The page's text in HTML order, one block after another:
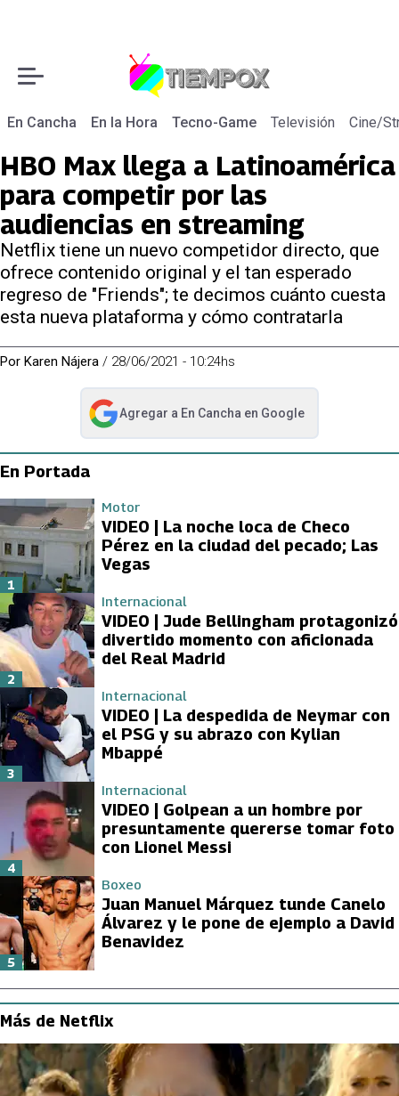
En Cancha En la Hora Tecno-Game Televisión Cine/
HBO Max llega a Latinoamérica
para competir por las
audiencias en streaming
Netflix tiene un nuevo competidor directo, que
ofrece contenido original y el tan esperado
regreso de "Friends"; te decimos cuánto cuesta
esta nueva plataforma y cómo contratarla
Por Karen Nájera / 28/06/2021 - 10:24hs
Agregar a En Cancha en Google
abre en nueva pestaña
En Portada
Motor
VIDEO | La noche loca de Checo
Pérez en la ciudad del pecado; Las
Vegas
1
Internacional
VIDEO | Jude Bellingham protagonizó
divertido momento con aficionada
del Real Madrid
2
Internacional
VIDEO | La despedida de Neymar con
el PSG y su abrazo con Kylian
Mbappé
3
Internacional
VIDEO | Golpean a un hombre por
presuntamente quererse tomar foto
con Lionel Messi
4
Boxeo
Juan Manuel Márquez tunde Canelo
Álvarez y le pone de ejemplo a David
Benavidez
5
Más de Netflix